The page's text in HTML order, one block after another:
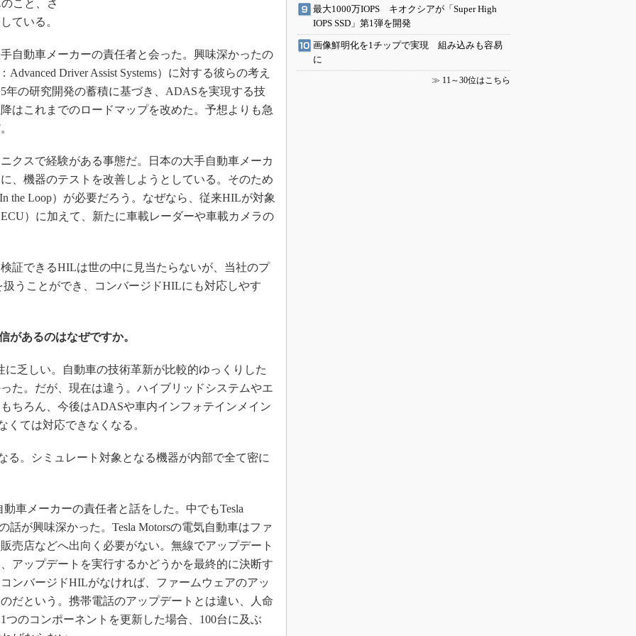
こと、さ
ている。
動車メーカーの責任者と会った。興味深かったの
Driver Assist Systems）に対する彼らの考え
年の研究開発の蓄積に基づき、ADASを実現する技
はこれまでのロードマップを改めた。予想よりも急
スで経験がある事態だ。日本の大手自動車メーカ
、機器のテストを改善しようとしている。そのため
the Loop）が必要だろう。なぜなら、従来HILが対象
）に加えて、新たに車載レーダーや車載カメラの
できるHILは世の中に見当たらないが、当社のプ
うことができ、コンバージドHILにも対応しやす
あるのはなぜですか。
乏しい。自動車の技術革新が比較的ゆっくりした
た。だが、現在は違う。ハイブリッドシステムやエ
ちろん、今後はADASや車内インフォテインメイン
ては対応できなくなる。
。シミュレート対象となる機器が内部で全て密に
車メーカーの責任者と話をした。中でもTesla
話が興味深かった。Tesla Motorsの電気自動車はファ
売店などへ出向く必要がない。無線でアップデート
アップデートを実行するかどうかを最終的に決断す
ンバージドHILがなければ、ファームウェアのアッ
だという。携帯電話のアップデートとは違い、人命
のコンポーネントを更新した場合、100台に及ぶ
最大1000万IOPS キオクシアが「Super High
IOPS SSD」第1弾を開発
画像鮮明化を1チップで実現 組み込みも容易
に
≫ 11～30位はこちら